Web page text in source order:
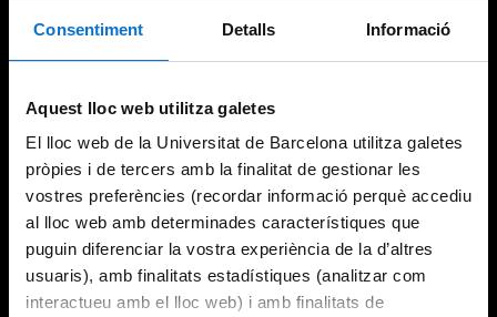
Consentiment Detalls Informació
Aquest lloc web utilitza galetes
El lloc web de la Universitat de Barcelona utilitza galetes
pròpies i de tercers amb la finalitat de gestionar les
vostres preferències (recordar informació perquè accediu
al lloc web amb determinades característiques que
puguin diferenciar la vostra experiència de la d’altres
usuaris), amb finalitats estadístiques (analitzar com
interactueu amb el lloc web) i amb finalitats de